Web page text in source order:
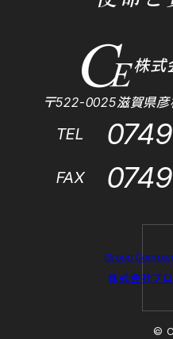
株式
〒522-0025滋賀県
TEL
FAX
Group
株式会社プ
©